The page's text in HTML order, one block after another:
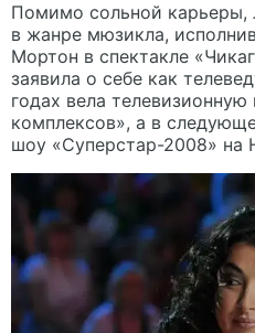
Помимо сольной карьеры,
в жанре мюзикла,
Мортон в спектакле
заявила о себе как
годах вела
комплексов», а в
шоу «Суперстар-2008» на